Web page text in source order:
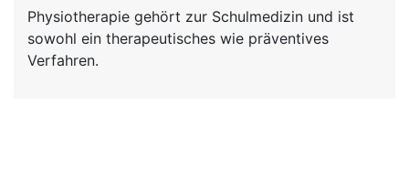
Physiotherapie gehört zur Schulmedizin und ist
sowohl ein therapeutisches wie präventives
Verfahren.